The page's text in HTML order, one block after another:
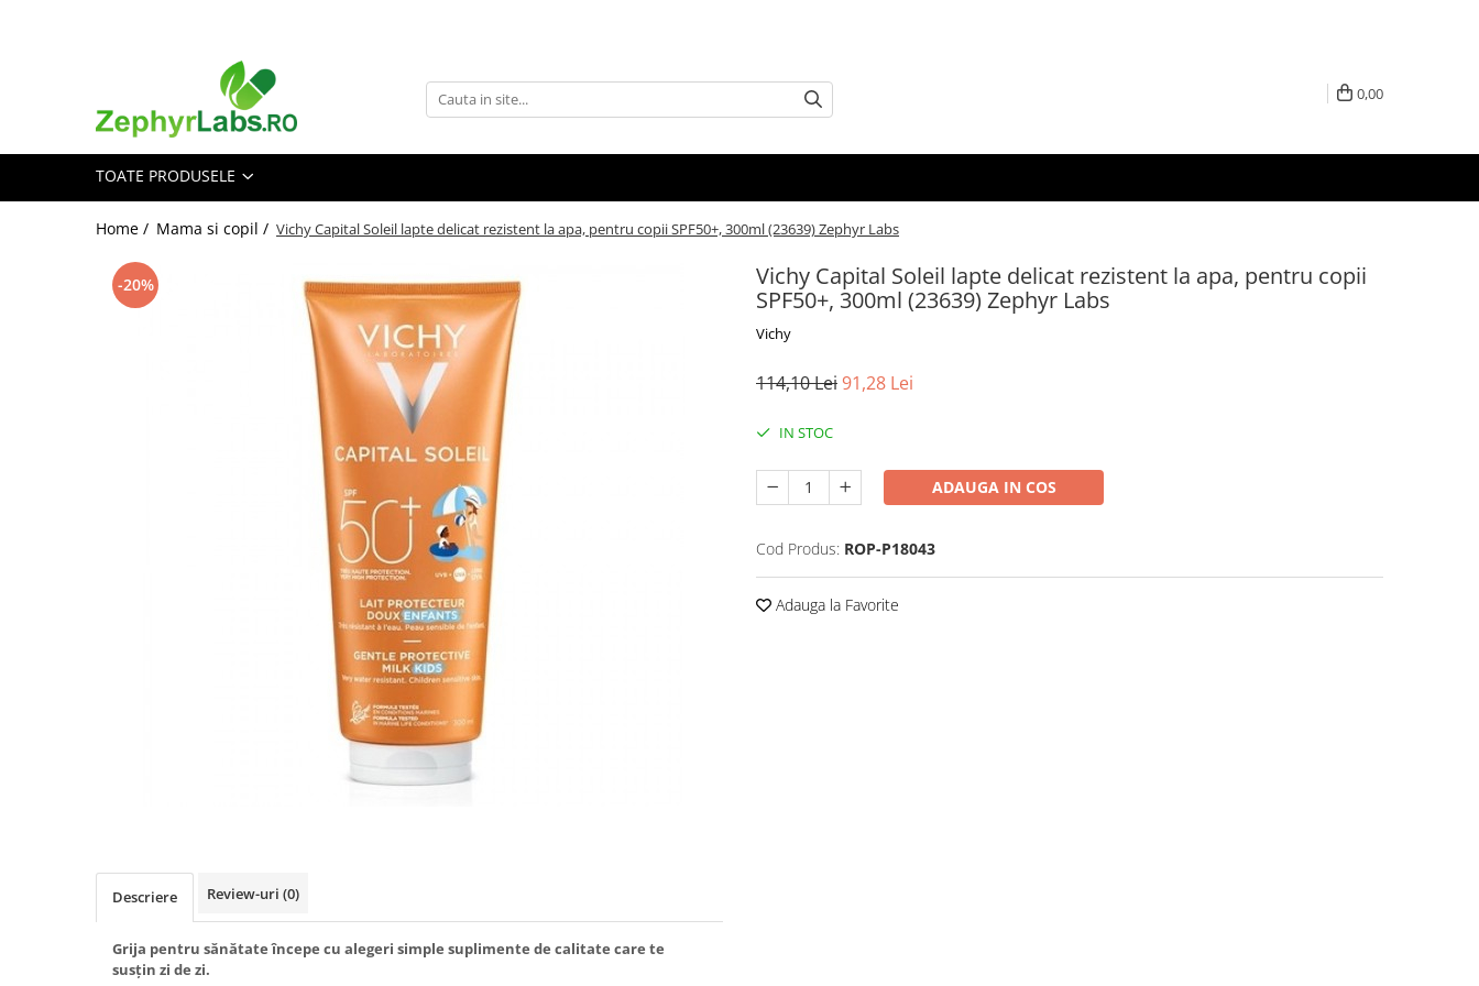
Alimentatie sanatoasa
Altele-Alimentatie sanatoasa
Mama si copil
Igiena intima
Produse anti-insecte
Protectie solara
0,00
TOATE PRODUSELE
Home / Mama si copil / Vichy Capital Soleil lapte delicat rezistent la apa, pentru copii SPF50+, 300ml (23639) Zephyr Labs
Vichy Capital Soleil lapte delicat rezistent la apa, pentru copii
SPF50+, 300ml (23639) Zephyr Labs
Vichy
-20%
114,10 Lei91,28 Lei
IN STOC
ADAUGA IN COS
Cod Produs: ROP-P18043
Adauga la Favorite
Descriere Review-uri (0)
Grija pentru sănătate începe cu alegeri simple suplimente de calitate care te
susțin zi de zi.